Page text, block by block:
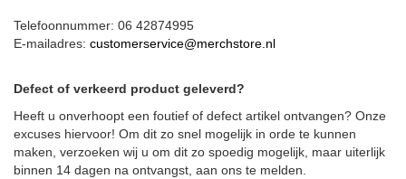
Telefoonnummer: 06 42874995
E-mailadres: customerservice@merchstore.nl
Defect of verkeerd product geleverd?
Heeft u onverhoopt een foutief of defect artikel ontvangen? Onze
excuses hiervoor! Om dit zo snel mogelijk in orde te kunnen
maken, verzoeken wij u om dit zo spoedig mogelijk, maar uiterlijk
binnen 14 dagen na ontvangst, aan ons te melden.